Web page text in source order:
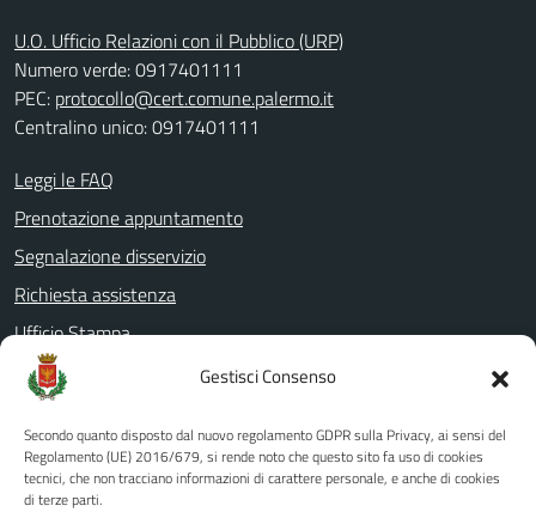
Gestisci Consenso
Secondo quanto disposto dal nuovo regolamento GDPR sulla Privacy, ai sensi del
Regolamento (UE) 2016/679, si rende noto che questo sito fa uso di cookies
tecnici, che non tracciano informazioni di carattere personale, e anche di cookies
di terze parti.
U.O. Ufficio Relazioni con il Pubblico (URP)
Numero verde: 0917401111
PEC: protocollo@cert.comune.palermo.it
Centralino unico: 0917401111
Leggi le FAQ
Prenotazione appuntamento
Segnalazione disservizio
Richiesta assistenza
Ufficio Stampa
Amministrazione Trasparente
Albo pretorio
Informativa privacy
Note legali